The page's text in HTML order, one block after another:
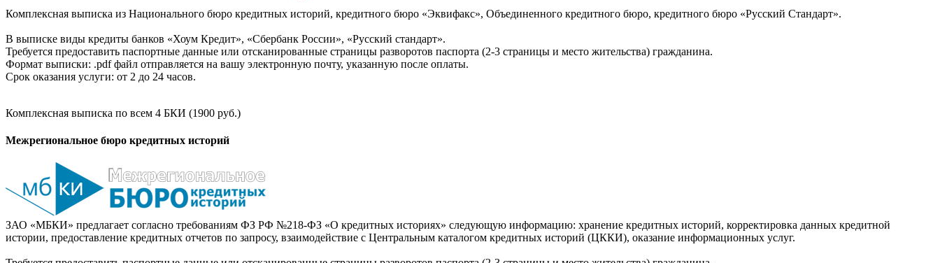
Комплексная выписка из Национального бюро кредитных историй, кредитного бюро «Эквифакс», Объединенного кредитного бюро, кредитного бюро «Русский Стандарт».
В выписке виды кредиты банков «Хоум Кредит», «Сбербанк России», «Русский стандарт».
Требуется предоставить паспортные данные или отсканированные страницы разворотов паспорта (2-3 страницы и место жительства) гражданина.
Формат выписки: .pdf файл отправляется на вашу электронную почту, указанную после оплаты.
Срок оказания услуги: от 2 до 24 часов.
Комплексная выписка по всем 4 БКИ (1900 руб.)
Межрегиональное бюро кредитных историй
ЗАО «МБКИ» предлагает согласно требованиям ФЗ РФ №218-ФЗ «О кредитных историях» следующую информацию: хранение кредитных историй, корректировка данных кредитной
истории, предоставление кредитных отчетов по запросу, взаимодействие с Центральным каталогом кредитных историй (ЦККИ), оказание информационных услуг.